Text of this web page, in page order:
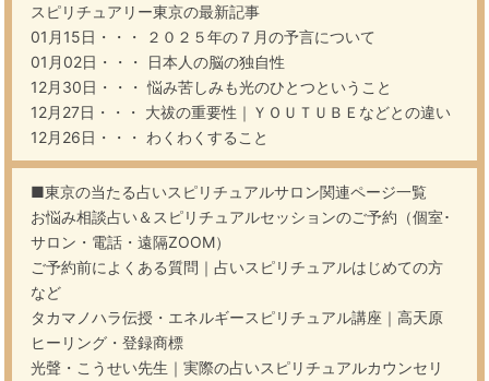
スピリチュアリー東京の最新記事
01月15日・・・
２０２５年の７月の予言について
01月02日・・・
日本人の脳の独自性
12月30日・・・ 悩み苦しみも光のひとつということ
12月27日・・・ 大祓の重要性｜ＹＯＵＴＵＢＥなどとの違い
12月26日・・・ わくわくすること
■東京の当たる占いスピリチュアルサロン関連ページ一覧
お悩み相談占い＆スピリチュアルセッションのご予約（個室･
サロン・電話・遠隔ZOOM）
ご予約前によくある質問｜占いスピリチュアルはじめての方
など
タカマノハラ伝授・エネルギースピリチュアル講座｜高天原
ヒーリング・登録商標
光聲・こうせい先生｜実際の占いスピリチュアルカウンセリ